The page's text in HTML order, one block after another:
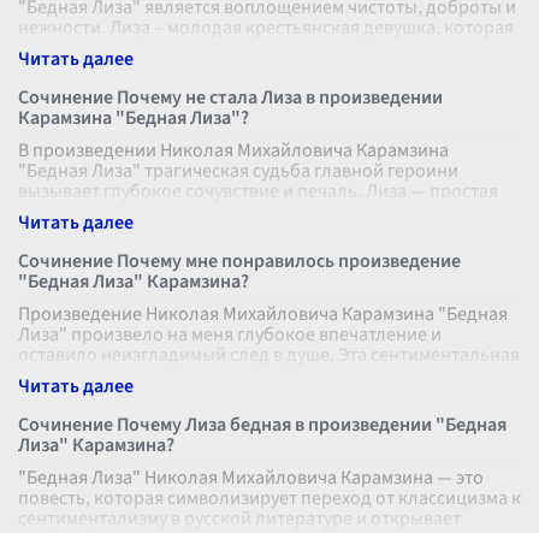
"Бедная Лиза" является воплощением чистоты, доброты и
нежности. Лиза – молодая крестьянская девушка, которая
живет со своей матер
Сочинение Почему не стала Лиза в произведении
Карамзина "Бедная Лиза"?
В произведении Николая Михайловича Карамзина
"Бедная Лиза" трагическая судьба главной героини
вызывает глубокое сочувствие и печаль. Лиза — простая
девушка, олицетворяющая чистоту
Сочинение Почему мне понравилось произведение
"Бедная Лиза" Карамзина?
Произведение Николая Михайловича Карамзина "Бедная
Лиза" произвело на меня глубокое впечатление и
оставило неизгладимый след в душе. Эта сентиментальная
повесть пленила меня своей
Сочинение Почему Лиза бедная в произведении "Бедная
Лиза" Карамзина?
"Бедная Лиза" Николая Михайловича Карамзина — это
повесть, которая символизирует переход от классицизма к
сентиментализму в русской литературе и открывает